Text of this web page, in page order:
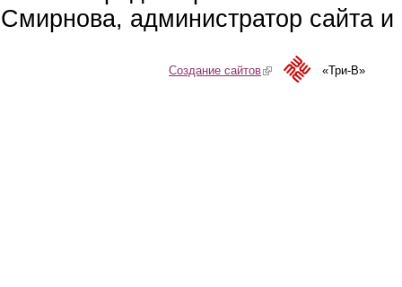
Смирнова, администратор сайта
Создание сайтов(link is external)«Три-В»